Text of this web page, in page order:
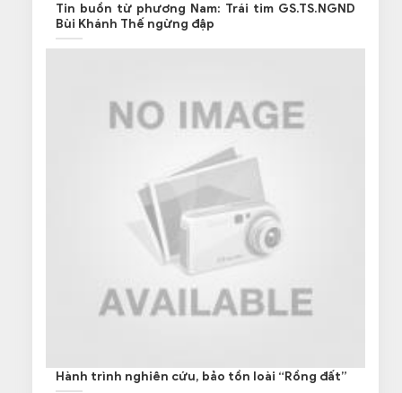
Tin buồn từ phương Nam: Trái tim GS.TS.NGND
Bùi Khánh Thế ngừng đập
Hành trình nghiên cứu, bảo tồn loài “Rồng đất”